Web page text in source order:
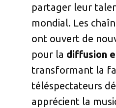
partager leur
mondial. Les
ont ouvert de
pour la diffusion
transformant la
téléspectateurs
apprécient la